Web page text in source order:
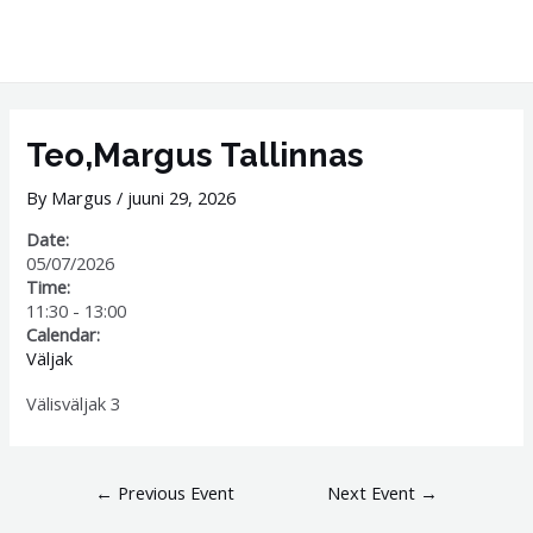
Teo,Margus Tallinnas
By Margus/ juuni 29, 2026
Date:
05/07/2026
Time:
11:30 - 13:00
Calendar:
Väljak
Välisväljak 3
← Previous Event Next Event →